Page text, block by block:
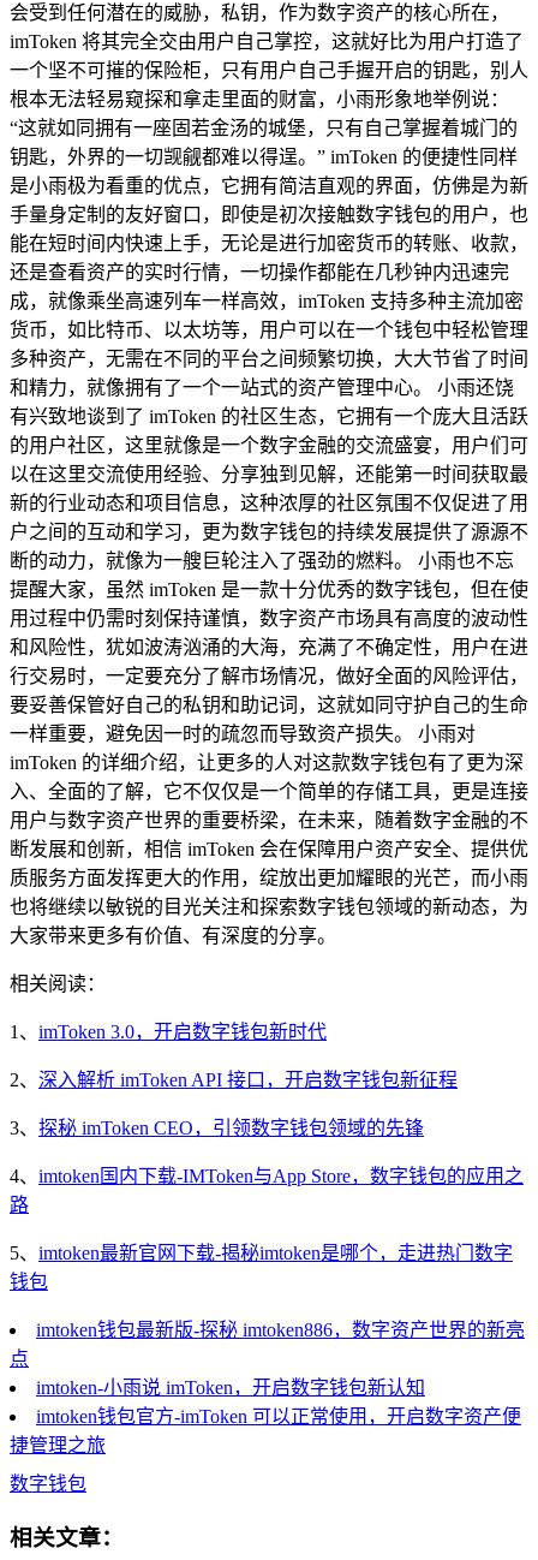
会受到任何潜在的威胁，私钥，作为数字资产的核心所在，
imToken 将其完全交由用户自己掌控，这就好比为用户打造了
一个坚不可摧的保险柜，只有用户自己手握开启的钥匙，别人
根本无法轻易窥探和拿走里面的财富，小雨形象地举例说：
“这就如同拥有一座固若金汤的城堡，只有自己掌握着城门的
钥匙，外界的一切觊觎都难以得逞。” imToken 的便捷性同样
是小雨极为看重的优点，它拥有简洁直观的界面，仿佛是为新
手量身定制的友好窗口，即使是初次接触数字钱包的用户，也
能在短时间内快速上手，无论是进行加密货币的转账、收款，
还是查看资产的实时行情，一切操作都能在几秒钟内迅速完
成，就像乘坐高速列车一样高效，imToken 支持多种主流加密
货币，如比特币、以太坊等，用户可以在一个钱包中轻松管理
多种资产，无需在不同的平台之间频繁切换，大大节省了时间
和精力，就像拥有了一个一站式的资产管理中心。 小雨还饶
有兴致地谈到了 imToken 的社区生态，它拥有一个庞大且活跃
的用户社区，这里就像是一个数字金融的交流盛宴，用户们可
以在这里交流使用经验、分享独到见解，还能第一时间获取最
新的行业动态和项目信息，这种浓厚的社区氛围不仅促进了用
户之间的互动和学习，更为数字钱包的持续发展提供了源源不
断的动力，就像为一艘巨轮注入了强劲的燃料。 小雨也不忘
提醒大家，虽然 imToken 是一款十分优秀的数字钱包，但在使
用过程中仍需时刻保持谨慎，数字资产市场具有高度的波动性
和风险性，犹如波涛汹涌的大海，充满了不确定性，用户在进
行交易时，一定要充分了解市场情况，做好全面的风险评估，
要妥善保管好自己的私钥和助记词，这就如同守护自己的生命
一样重要，避免因一时的疏忽而导致资产损失。 小雨对
imToken 的详细介绍，让更多的人对这款数字钱包有了更为深
入、全面的了解，它不仅仅是一个简单的存储工具，更是连接
用户与数字资产世界的重要桥梁，在未来，随着数字金融的不
断发展和创新，相信 imToken 会在保障用户资产安全、提供优
质服务方面发挥更大的作用，绽放出更加耀眼的光芒，而小雨
也将继续以敏锐的目光关注和探索数字钱包领域的新动态，为
大家带来更多有价值、有深度的分享。
相关阅读：
1、 imToken 3.0，开启数字钱包新时代
2、 深入解析 imToken API 接口，开启数字钱包新征程
3、 探秘 imToken CEO，引领数字钱包领域的先锋
4、 imtoken国内下载-IMToken与App Store，数字钱包的应用之
路
5、 imtoken最新官网下载-揭秘imtoken是哪个，走进热门数字
钱包
imtoken钱包最新版-探秘 imtoken886，数字资产世界的新亮
点
imtoken-小雨说 imToken，开启数字钱包新认知
imtoken钱包官方-imToken 可以正常使用，开启数字资产便
捷管理之旅
数字钱包
相关文章：